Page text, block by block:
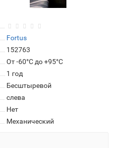
Fortus
152763
От -60°C до +95°C
1 год
Бесштыревой
слева
Нет
Механический